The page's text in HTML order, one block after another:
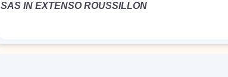
SAS IN EXTENSO ROUSSILLON